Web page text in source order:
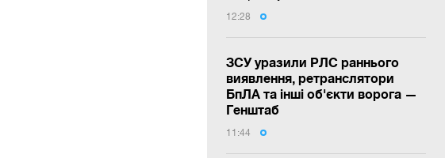
12:28
ЗСУ уразили РЛС раннього
виявлення, ретранслятори
БпЛА та інші об'єкти ворога —
Генштаб
11:44